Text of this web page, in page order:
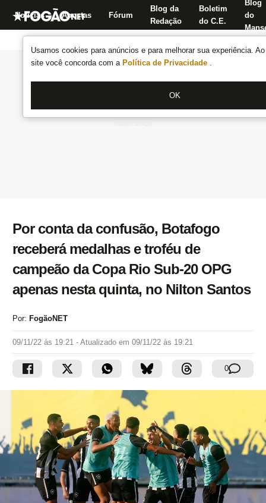
Usamos cookies para anúncios e para melhorar sua experiência.
site você concorda com a Política de Privacidade .
OK
Notícias Apostas Fórum
Blog da
Redação
Boletim
do C.E.
Blog
do
Por conta da confusão, Botafogo
receberá medalhas e troféu de
campeão da Copa Rio Sub-20 OPG
apenas nesta quinta, no Nilton Santos
Por: FogãoNET
09/11/22 às 19:21 - Atualizado em 09/11/22 às 19:21
0